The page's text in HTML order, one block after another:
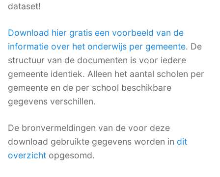
dataset!
Download hier gratis een voorbeeld van de
informatie over het onderwijs per gemeente. De
structuur van de documenten is voor iedere
gemeente identiek. Alleen het aantal scholen per
gemeente en de per school beschikbare
gegevens verschillen.
De bronvermeldingen van de voor deze
download gebruikte gegevens worden in dit
overzicht opgesomd.